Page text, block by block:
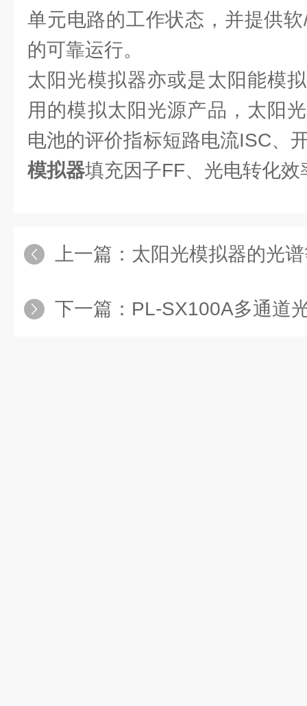
单元电路的工作状态，并提供
的可靠运行。
太阳光模拟器亦或是太阳能模
用的模拟太阳光源产品，太阳
电池的评价指标短路电流ISC、
模拟器填充因子FF、光电转化效
上一篇： 太阳光模拟器的光
下一篇： PL-SX100A多通道